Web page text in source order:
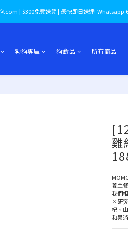
.com | $300免費送貨 | 最快即日送達!
狗狗專區 狗食品 所有商品
雞
養主
我們
×研
杞、
和易